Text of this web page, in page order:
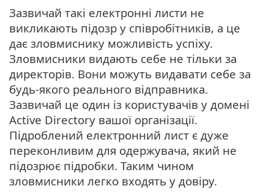
Зазвичай такі електронні листи не
викликають підозр у співробітників, а це
дає зловмиснику можливість успіху.
Зловмисники видають себе не тільки за
директорів. Вони можуть видавати себе за
будь-якого реального відправника.
Зазвичай це один із користувачів у домені
Active Directory вашої організації.
Підроблений електронний лист є дуже
переконливим для одержувача, який не
підозрює підробки. Таким чином
зловмисники легко входять у довіру.